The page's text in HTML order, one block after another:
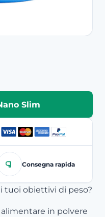
Slim
Consegna rapida
tuoi obiettivi di peso?
in polvere